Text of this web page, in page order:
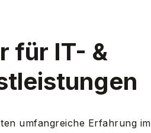
für IT- &
umfangreiche Erfahrung im